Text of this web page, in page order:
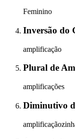
Feminino
Inversão do
amplificação
Plural de
amplificações
Diminutivo